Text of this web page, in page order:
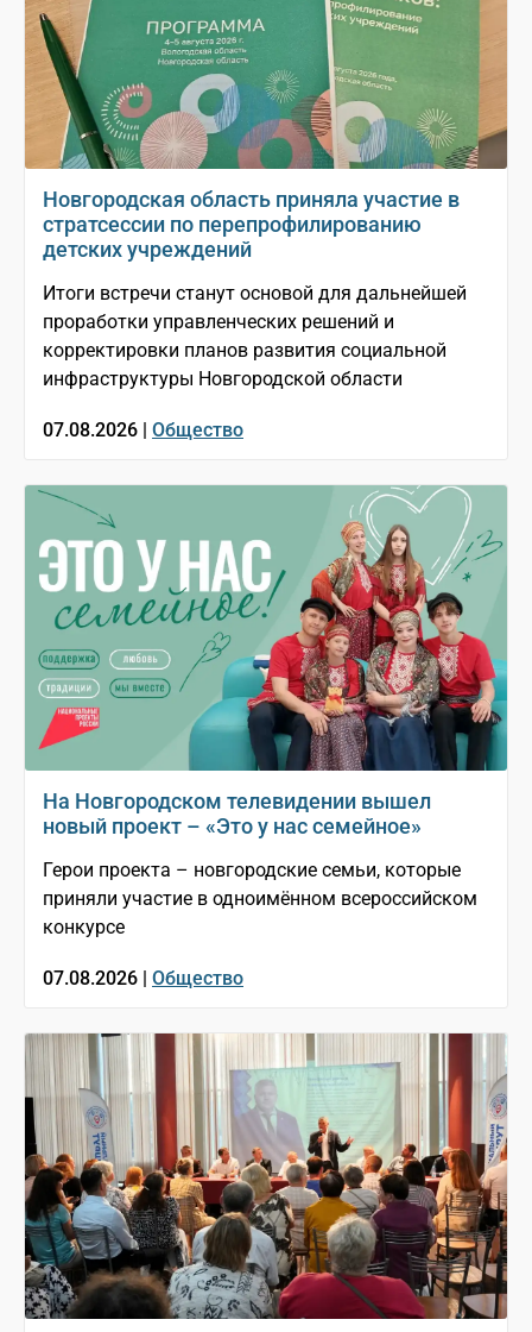
Новгородская область приняла участие в
стратсессии по перепрофилированию
детских учреждений
Итоги встречи станут основой для дальнейшей
проработки управленческих решений и
корректировки планов развития социальной
инфраструктуры Новгородской области
07.08.2026 | Общество
На Новгородском телевидении вышел
новый проект – «Это у нас семейное»
Герои проекта – новгородские семьи, которые
приняли участие в одноимённом всероссийском
конкурсе
07.08.2026 | Общество